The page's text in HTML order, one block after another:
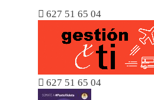
 627 51 65 04
 627 51 65 04